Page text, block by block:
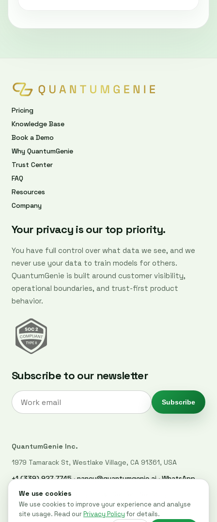
Pricing
Knowledge Base
Book a Demo
Why QuantumGenie
Trust Center
FAQ
Resources
Company
Your privacy is our top priority.
You have full control over what data we see, and we
never use your data to train models for others.
QuantumGenie is built around customer visibility,
operational boundaries, and trust-first product
behavior.
Subscribe to our newsletter
Subscribe
QuantumGenie Inc.
1979 Tamarack St, Westlake Village, CA 91361, USA
+1 (339) 927-7745·nancy@quantumgenie.ai·WhatsApp
LinkedIn· Privacy Policy